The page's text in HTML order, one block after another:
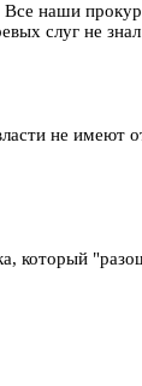
Все наши
слуг не
не имеют
который